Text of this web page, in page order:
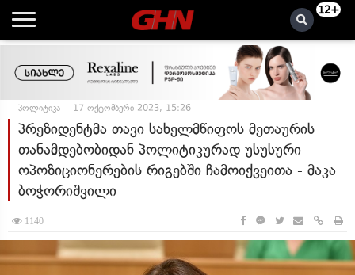
12+
პოლიტიკა 17 ოქტომბერი 2023, 15:26
პრეზიდენტმა თავი სახელმწიფოს მეთაურის
თანამდებობიდან პოლიტიკურად უსუსური
ოპოზიციონერების რიგებში ჩამოიქვეითა - მაკა
ბოჭორიშვილი
1140